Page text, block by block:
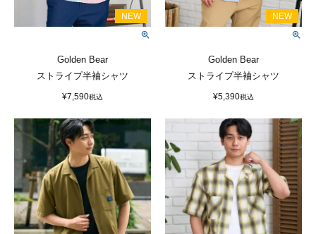
Golden Bear
ストライプ半袖シャツ
¥7,590税込
Golden Bear
ストライプ半袖シャツ
¥5,390税込